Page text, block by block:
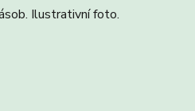
Ilustrativní foto.